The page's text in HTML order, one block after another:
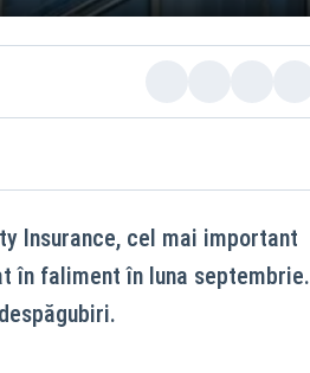
Insurance, cel mai important
în faliment în luna septembrie.